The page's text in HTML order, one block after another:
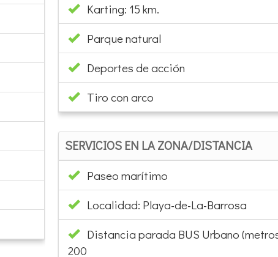
Karting: 15 km.
Parque natural
Deportes de acción
Tiro con arco
SERVICIOS EN LA ZONA/DISTANCIA
Paseo marítimo
Localidad: Playa-de-La-Barrosa
Distancia parada BUS Urbano
200